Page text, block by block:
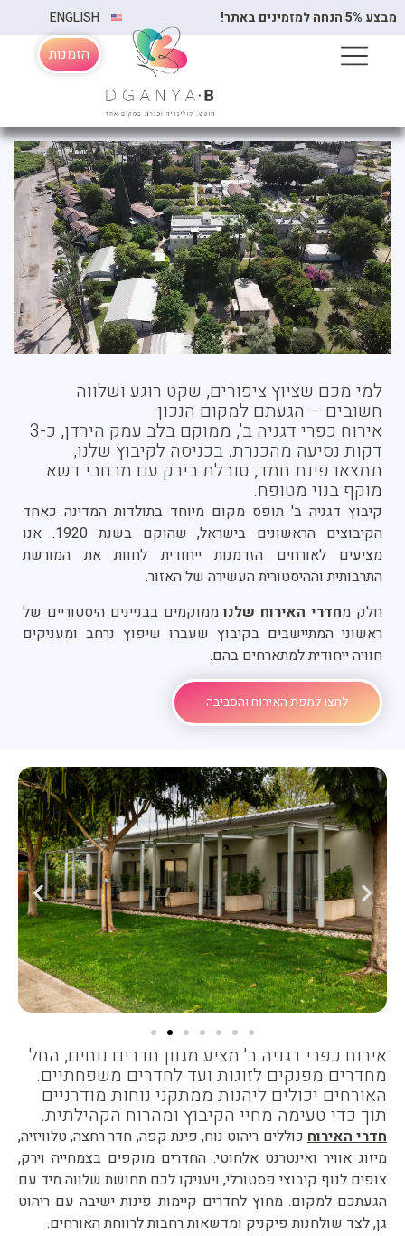
באתר! ENGLISH
הזמנות
למי מכם שציוץ ציפורים, שקט רוגע ושלווה
חשובים – הגעתם למקום הנכון.
אירוח כפרי דגניה ב', ממוקם בלב עמק הירדן, כ-3
דקות נסיעה מהכנרת. בכניסה לקיבוץ שלנו,
תמצאו פינת חמד, טובלת בירק עם מרחבי דשא
מוקף בנוי מטופח.
קיבוץ דגניה ב' תופס מקום מיוחד בתולדות המדינה כאחד
הקיבוצים הראשונים בישראל, שהוקם בשנת 1920. אנו
מציעים לאורחים הזדמנות ייחודית לחוות את המורשת
התרבותית וההיסטורית העשירה של האזור.
חלק מחדרי האירוח שלנוממוקמים בבניינים היסטוריים של
ראשוני המתיישבים בקיבוץ שעברו שיפוץ נרחב ומעניקים
חוויה ייחודית למתארחים בהם.
לחצו למפת האירוח והסביבה
כפרי דגניה ב' מציע מגוון חדרים נוחים, החל
מפנקים לזוגות ועד לחדרים משפחתיים.
יכולים ליהנות ממתקני נוחות מודרניים
כדי טעימה מחיי הקיבוץ ומהרוח הקהילתית.
האירוחכוללים ריהוט נוח, פינת קפה, חדר רחצה, טלוויזיה,
אוויר ואינטרנט אלחוטי. החדרים מוקפים בצמחייה וירק,
לנוף קיבוצי פסטורלי, ויעניקו לכם תחושת שלווה מיד עם
למקום. מחוץ לחדרים קיימות פינות ישיבה עם ריהוט
לצד שולחנות פיקניק ומדשאות רחבות לרווחת האורחים.